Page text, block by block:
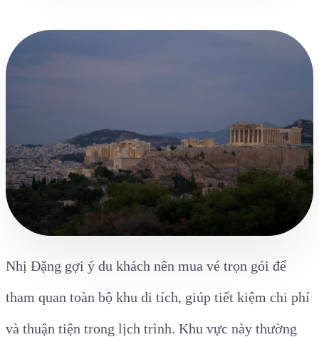
Nhị Đặng gợi ý du khách nên mua vé trọn gói để
tham quan toàn bộ khu di tích, giúp tiết kiệm chi phí
và thuận tiện trong lịch trình. Khu vực này thường